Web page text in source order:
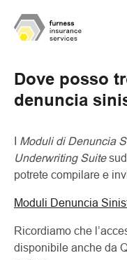
Dove posso
denuncia
Moduli di Denuncia
Underwriting Suite
potrete compilare e
Moduli Denuncia
Ricordiamo che
disponibile anche da